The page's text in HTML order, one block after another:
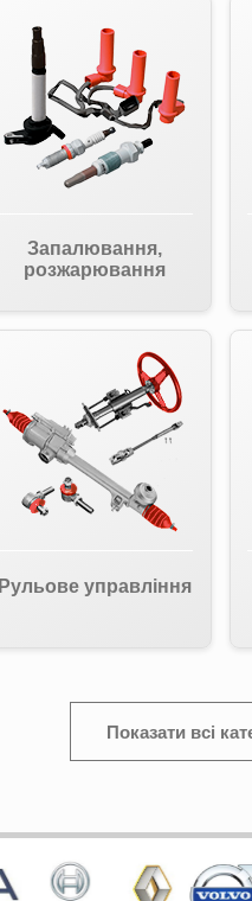
Запалювання,
розжарювання
Рульове управління
Показати всі